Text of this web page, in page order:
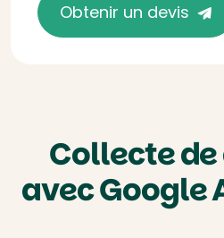
Obtenir un devis
Collecte
avec Google